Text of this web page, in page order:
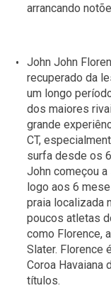
arrancando
John John
recuperado da
um longo
dos maiores
grande
CT,
surfa desde os
John começou
logo aos 6
praia localizada
poucos atletas
como Florence,
Slater. Florence
Coroa Havaiana
títulos.